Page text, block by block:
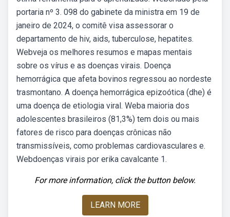
portaria nº 3. 098 do gabinete da ministra em 19 de
janeiro de 2024, o comitê visa assessorar o
departamento de hiv, aids, tuberculose, hepatites.
Webveja os melhores resumos e mapas mentais
sobre os vírus e as doenças virais. Doença
hemorrágica que afeta bovinos regressou ao nordeste
trasmontano. A doença hemorrágica epizoótica (dhe) é
uma doença de etiologia viral. Weba maioria dos
adolescentes brasileiros (81,3%) tem dois ou mais
fatores de risco para doenças crônicas não
transmissíveis, como problemas cardiovasculares e.
Webdoenças virais por erika cavalcante 1.
For more information, click the button below.
LEARN MORE